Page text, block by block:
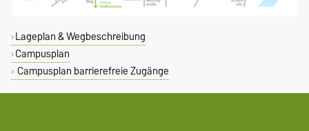
Lageplan & Wegbeschreibung
Campusplan
Campusplan barrierefreie Zugänge